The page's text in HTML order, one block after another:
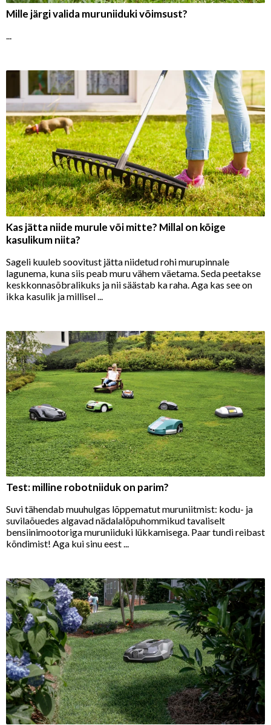
Mille järgi valida muruniiduki võimsust?
...
Kas jätta niide murule või mitte? Millal on kõige
kasulikum niita?
Sageli kuuleb soovitust jätta niidetud rohi murupinnale
lagunema, kuna siis peab muru vähem väetama. Seda peetakse
keskkonnasõbralikuks ja nii säästab ka raha. Aga kas see on
ikka kasulik ja millisel ...
Test: milline robotniiduk on parim?
Suvi tähendab muuhulgas lõppematut muruniitmist: kodu- ja
suvilaõuedes algavad nädalalõpuhommikud tavaliselt
bensiinimootoriga muruniiduki lükkamisega. Paar tundi reibast
kõndimist! Aga kui sinu eest ...